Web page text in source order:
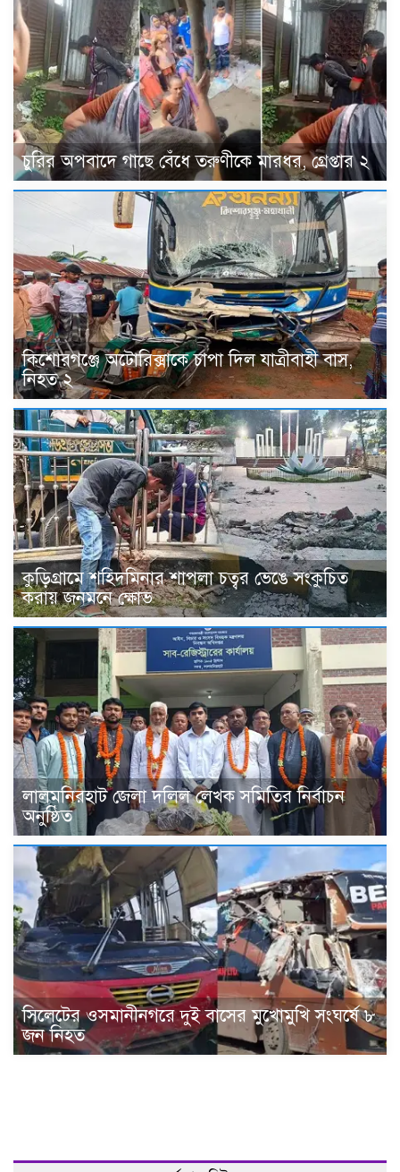
চুরির অপবাদে গাছে বেঁধে তরুণীকে মারধর, গ্রেপ্তার ২
কিশোরগঞ্জে অটোরিক্সাকে চাপা দিল যাত্রীবাহী বাস,
নিহত ২
কুড়িগ্রামে শহিদমিনার শাপলা চত্বর ভেঙে সংকুচিত
করায় জনমনে ক্ষোভ
‎লালমনিরহাট জেলা দলিল লেখক সমিতির নির্বাচন
অনুষ্ঠিত
সিলেটের ওসমানীনগরে দুই বাসের মুখোমুখি সংঘর্ষে ৮
জন নিহত